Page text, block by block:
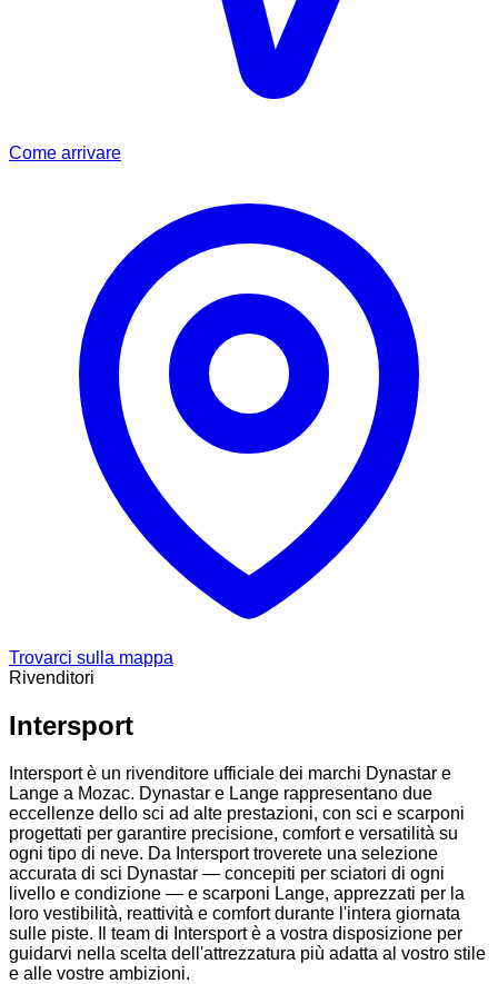
Come arrivare
Trovarci sulla mappa
Rivenditori
Intersport
Intersport è un rivenditore ufficiale dei marchi Dynastar e
Lange a Mozac. Dynastar e Lange rappresentano due
eccellenze dello sci ad alte prestazioni, con sci e scarponi
progettati per garantire precisione, comfort e versatilità su
ogni tipo di neve. Da Intersport troverete una selezione
accurata di sci Dynastar — concepiti per sciatori di ogni
livello e condizione — e scarponi Lange, apprezzati per la
loro vestibilità, reattività e comfort durante l'intera giornata
sulle piste. Il team di Intersport è a vostra disposizione per
guidarvi nella scelta dell'attrezzatura più adatta al vostro stile
e alle vostre ambizioni.